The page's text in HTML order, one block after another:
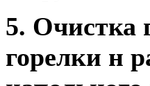
5. Очистка
горелки н